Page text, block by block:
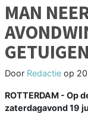
MAN
GETUIGEN
Door Redactie op
ROTTERDAM - Op
zaterdagavond 19